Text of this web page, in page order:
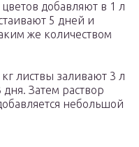
добавляют в 1 л
5 дней и
же количеством
кг листвы заливают 3 л
Затем раствор
небольшой